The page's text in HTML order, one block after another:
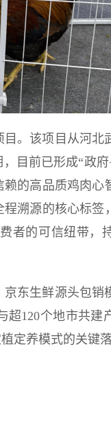
。该项目从河北
目前已形成“政
的高品质鸡肉心
溯源的核心标签
者的可信纽带，
东生鲜源头包销
120个地市共建
定养模式的关键